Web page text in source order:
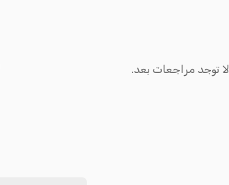
لا توجد مراجعات بعد.